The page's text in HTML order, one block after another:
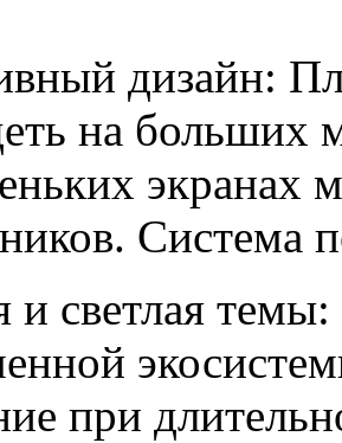
дизайн:
на больших
экранах
Система
и светлая
при